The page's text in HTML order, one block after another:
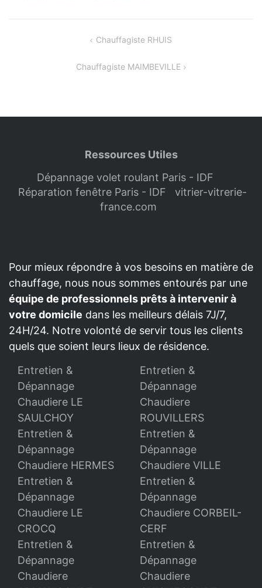
Chauffagiste RHUIS
Chauffagiste MAIMBEVILLE
Ressources Utiles
Dépannage volet roulant Paris - IDF
Réparation fenêtre Paris - IDF
vitrier-vitrerie-
france.com
Pour mieux répondre à vos besoins en matière de
chauffage, nous nous sommes entourés par une
équipe de professionnels prêts à intervenir à
votre domicile dans les meilleurs délais 7J/7,
24H/24. Notre volonté de servir tous les clients
quels que soient leurs lieux de résidence.
Entretien &
Dépannage
Chaudiere LE
SAULCHOY
Entretien &
Dépannage
Chaudiere
ROUVILLERS
Entretien &
Dépannage
Chaudiere HERMES
Entretien &
Dépannage
Chaudiere VILLE
Entretien &
Dépannage
Chaudiere LE
CROCQ
Entretien &
Dépannage
Chaudiere CORBEIL-
CERF
Entretien &
Dépannage
Chaudiere
Entretien &
Dépannage
Chaudiere